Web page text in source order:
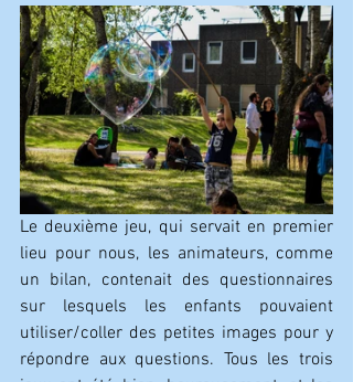
Le deuxième jeu, qui servait en premier
lieu pour nous, les animateurs, comme
un bilan, contenait des questionnaires
sur lesquels les enfants pouvaient
utiliser/coller des petites images pour y
répondre aux questions. Tous les trois